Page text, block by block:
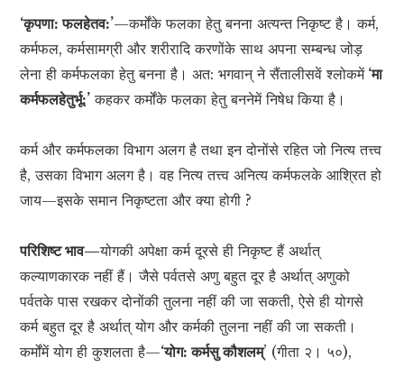
‘कृपणा: फलहेतव:’—कर्मोंके फलका हेतु बनना अत्यन्त निकृष्ट है। कर्म,
कर्मफल, कर्मसामग्री और शरीरादि करणोंके साथ अपना सम्बन्ध जोड़
लेना ही कर्मफलका हेतु बनना है। अत: भगवान् ने सैंतालीसवें श्लोकमें‘मा
कर्मफलहेतुर्भू:’ कहकर कर्मोंके फलका हेतु बननेमें निषेध किया है।
कर्म और कर्मफलका विभाग अलग है तथा इन दोनोंसे रहित जो नित्य तत्त्व
है, उसका विभाग अलग है। वह नित्य तत्त्व अनित्य कर्मफलके आश्रित हो
जाय—इसके समान निकृष्टता और क्या होगी ?
परिशिष्ट भाव—योगकी अपेक्षा कर्म दूरसे ही निकृष्ट हैं अर्थात्
कल्याणकारक नहीं हैं। जैसे पर्वतसे अणु बहुत दूर है अर्थात् अणुको
पर्वतके पास रखकर दोनोंकी तुलना नहीं की जा सकती, ऐसे ही योगसे
कर्म बहुत दूर है अर्थात् योग और कर्मकी तुलना नहीं की जा सकती।
कर्मोंमें योग ही कुशलता है—‘योग: कर्मसु कौशलम्’ (गीता २। ५०),